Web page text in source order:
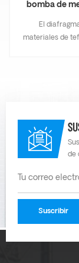
bomba de
de aire
El
materiales de
reduce al
útil se
de